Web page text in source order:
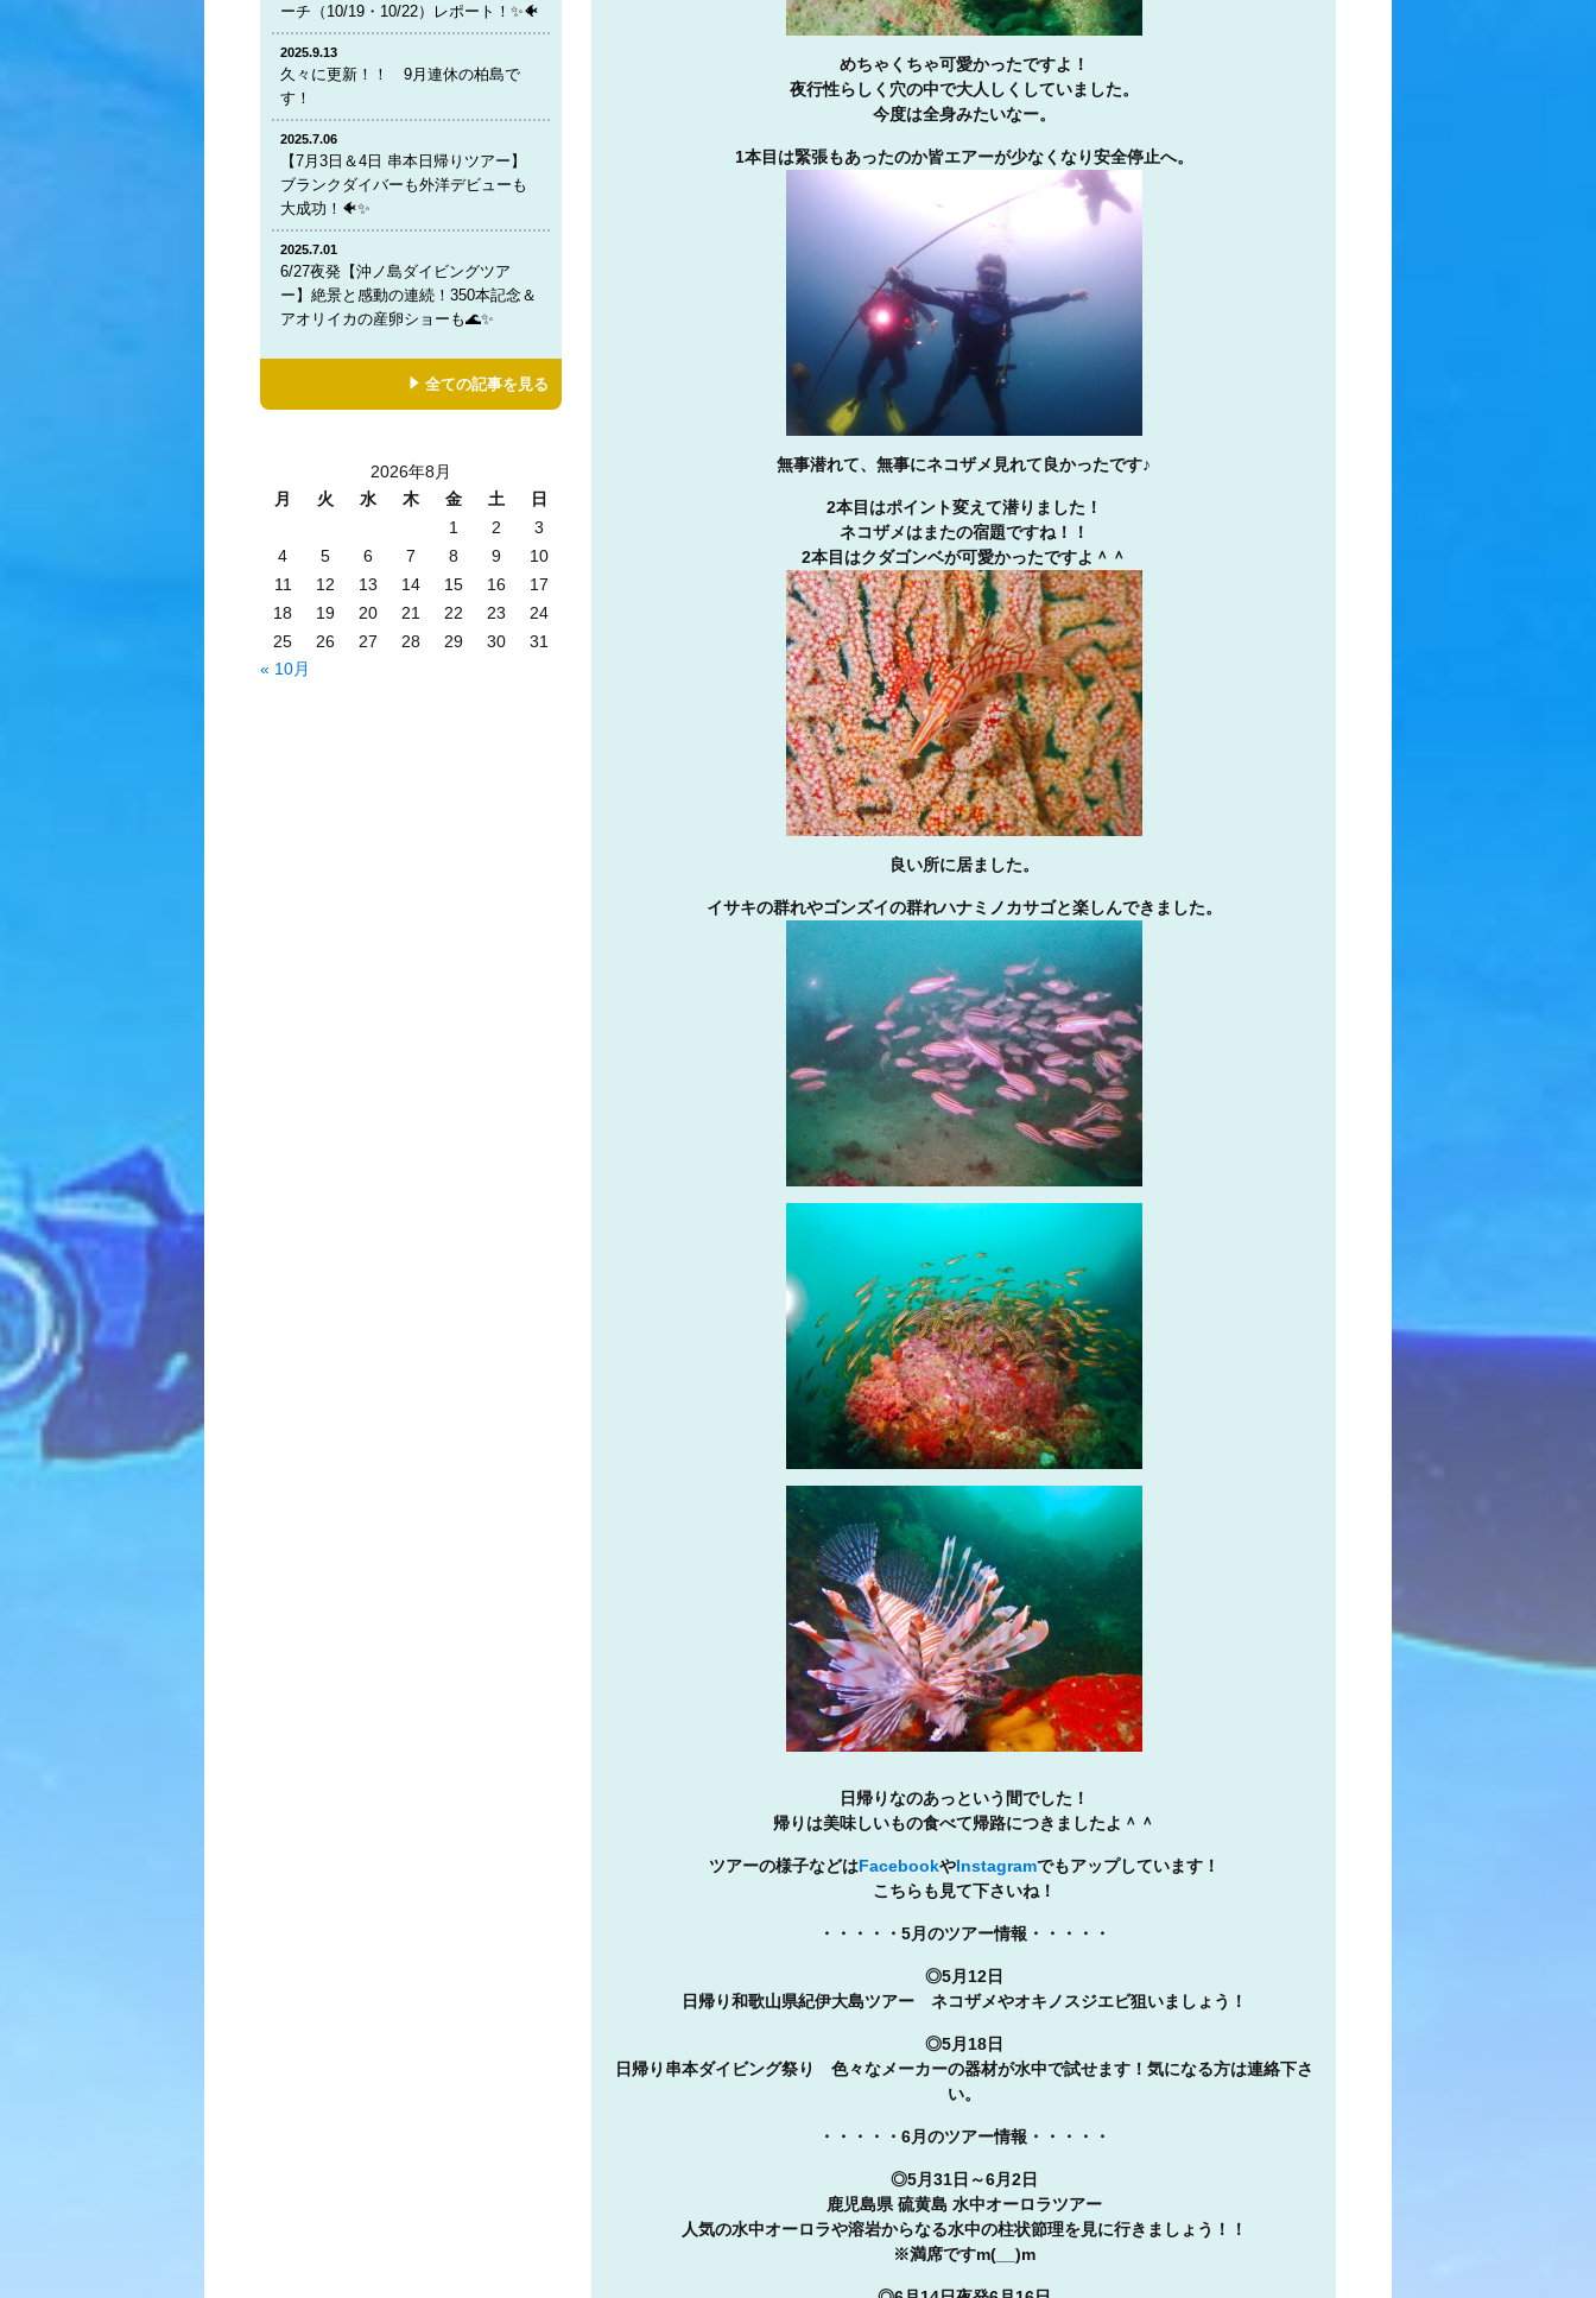
めちゃくちゃ可愛かったですよ！
夜行性らしく穴の中で大人しくしていました。
今度は全身みたいなー。
1本目は緊張もあったのか皆エアーが少なくなり安全停止へ。
無事潜れて、無事にネコザメ見れて良かったです♪
2本目はポイント変えて潜りました！
ネコザメはまたの宿題ですね！！
2本目はクダゴンベが可愛かったですよ＾＾
良い所に居ました。
イサキの群れやゴンズイの群れハナミノカサゴと楽しんできました。
日帰りなのあっという間でした！
帰りは美味しいもの食べて帰路につきましたよ＾＾
ツアーの様子などはFacebookやInstagramでもアップしています！
こちらも見て下さいね！
・・・・・5月のツアー情報・・・・・
◎5月12日
日帰り和歌山県紀伊大島ツアー ネコザメやオキノスジエビ狙いましょう！
◎5月18日
日帰り串本ダイビング祭り 色々なメーカーの器材が水中で試せます！気になる方は連絡下さ
い。
・・・・・6月のツアー情報・・・・・
◎5月31日～6月2日
鹿児島県 硫黄島 水中オーロラツアー
人気の水中オーロラや溶岩からなる水中の柱状節理を見に行きましょう！！
※満席ですm(__)m
ーチ（10/19・10/22）レポート！✨🐠
2025.9.13
久々に更新！！ 9月連休の柏島で
す！
2025.7.06
【7月3日＆4日 串本日帰りツアー】
ブランクダイバーも外洋デビューも
大成功！🐠✨
2025.7.01
6/27夜発【沖ノ島ダイビングツア
ー】絶景と感動の連続！350本記念＆
アオリイカの産卵ショーも🌊✨
全ての記事を見る
2026年8月
月
火 水 木 金 土
日
1
2
3
4
5 6 7 8 9
10
11
12 13 14 15 16
17
18
19 20 21 22 23
24
25
26 27 28 29 30
31
« 10月